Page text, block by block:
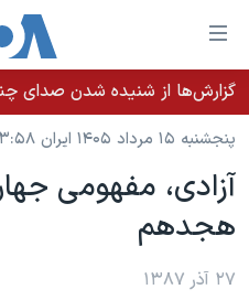
لینکهای
قابل
دسترسی
جهش
محتوای
اصلی
به
خانه
نسخه سبک وب‌سایت
موضوع ها
ایران
آمریکا
برنامه های تلویزیونی
جدول برنامه ها
پنجشنبه ۱۵ مرداد ۱۴۰۵ ایران ۲۳:۵۸
آزادی، مفهومی
هجدهم
۲۷ آذر ۱۳۸۷